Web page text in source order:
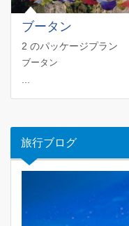
ブータン
2 のパッケージプラン
ブータン
...
旅行ブログ